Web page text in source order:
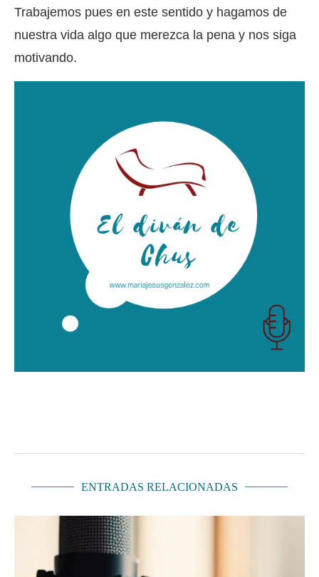
Trabajemos pues en este sentido y hagamos de
nuestra vida algo que merezca la pena y nos siga
motivando.
ENTRADAS RELACIONADAS